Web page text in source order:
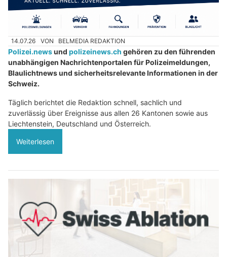
14.07.26 VON BELMEDIA REDAKTION
Polizei.newsund polizeinews.ch gehören zu den führenden
unabhängigen Nachrichtenportalen für Polizeimeldungen,
Blaulichtnews und sicherheitsrelevante Informationen in der
Schweiz.
Täglich berichtet die Redaktion schnell, sachlich und
zuverlässig über Ereignisse aus allen 26 Kantonen sowie aus
Liechtenstein, Deutschland und Österreich.
Weiterlesen